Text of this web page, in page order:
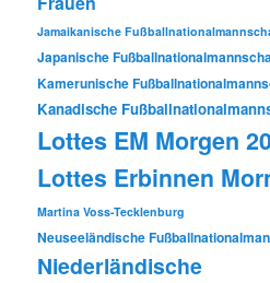
Jamaikanische
Japanische
Kamerunische
Kanadische
Lottes EM Morgen
Lottes Erbinnen
Martina Voss-Tecklenburg
Neuseeländische
Niederländische